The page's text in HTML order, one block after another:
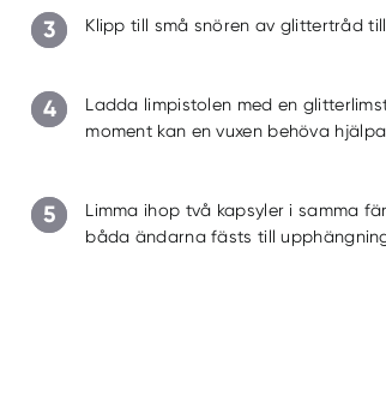
3 Klipp till små snören av glittertråd
4
Ladda limpistolen med en
moment kan en vuxen behöva
5
Limma ihop två kapsyler i samma
båda ändarna fästs till